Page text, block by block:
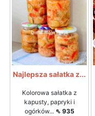
Najlepsza sałatka z...
Kolorowa sałatka z
kapusty, papryki i
ogórków... ⇖ 935